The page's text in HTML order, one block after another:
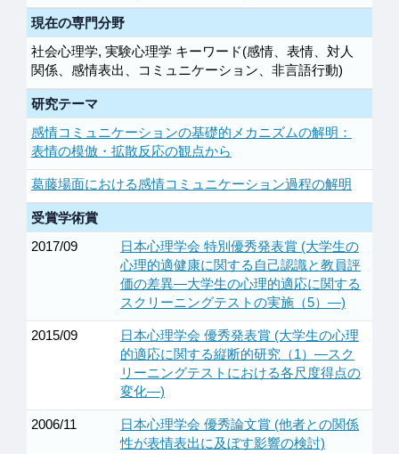
現在の専門分野
社会心理学, 実験心理学 キーワード(感情、表情、対人
関係、感情表出、コミュニケーション、非言語行動)
研究テーマ
感情コミュニケーションの基礎的メカニズムの解明：
表情の模倣・拡散反応の観点から
葛藤場面における感情コミュニケーション過程の解明
受賞学術賞
2017/09
日本心理学会 特別優秀発表賞 (大学生の
心理的適健康に関する自己認識と教員評
価の差異―大学生の心理的適応に関する
スクリーニングテストの実施（5）―)
2015/09
日本心理学会 優秀発表賞 (大学生の心理
的適応に関する縦断的研究（1）―スク
リーニングテストにおける各尺度得点の
変化―)
2006/11
日本心理学会 優秀論文賞 (他者との関係
性が表情表出に及ぼす影響の検討)